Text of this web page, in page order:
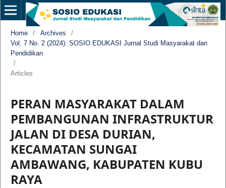
Home / Archives
/
Vol. 7 No. 2 (2024): SOSIO EDUKASI Jurnal Studi Masyarakat dan
Pendidikan
/
Articles
PERAN MASYARAKAT DALAM
PEMBANGUNAN INFRASTRUKTUR
JALAN DI DESA DURIAN,
KECAMATAN SUNGAI
AMBAWANG, KABUPATEN KUBU
RAYA